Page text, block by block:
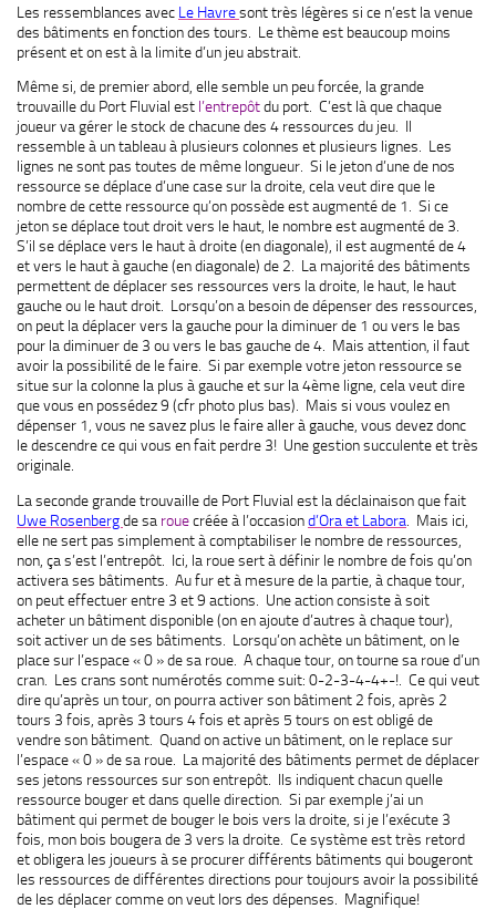
Les ressemblances avec Le Havresont très légères si ce n’est la venue
des bâtiments en fonction des tours. Le thème est beaucoup moins
présent et on est à la limite d’un jeu abstrait.
Même si, de premier abord, elle semble un peu forcée, la grande
trouvaille du Port Fluvial est l’entrepôtdu port. C’est là que chaque
joueur va gérer le stock de chacune des 4 ressources du jeu. Il
ressemble à un tableau à plusieurs colonnes et plusieurs lignes. Les
lignes ne sont pas toutes de même longueur. Si le jeton d’une de nos
ressource se déplace d’une case sur la droite, cela veut dire que le
nombre de cette ressource qu’on possède est augmenté de 1. Si ce
jeton se déplace tout droit vers le haut, le nombre est augmenté de 3.
S’il se déplace vers le haut à droite (en diagonale), il est augmenté de 4
et vers le haut à gauche (en diagonale) de 2. La majorité des bâtiments
permettent de déplacer ses ressources vers la droite, le haut, le haut
gauche ou le haut droit. Lorsqu’on a besoin de dépenser des ressources,
on peut la déplacer vers la gauche pour la diminuer de 1 ou vers le bas
pour la diminuer de 3 ou vers le bas gauche de 4. Mais attention, il faut
avoir la possibilité de le faire. Si par exemple votre jeton ressource se
situe sur la colonne la plus à gauche et sur la 4ème ligne, cela veut dire
que vous en possédez 9 (cfr photo plus bas). Mais si vous voulez en
dépenser 1, vous ne savez plus le faire aller à gauche, vous devez donc
le descendre ce qui vous en fait perdre 3! Une gestion succulente et très
originale.
La seconde grande trouvaille de Port Fluvial est la déclainaison que fait
Uwe Rosenbergde sa rouecréée à l’occasiond’Ora et Labora . Mais ici,
elle ne sert pas simplement à comptabiliser le nombre de ressources,
non, ça s’est l’entrepôt. Ici, la roue sert à définir le nombre de fois qu’on
activera ses bâtiments. Au fur et à mesure de la partie, à chaque tour,
on peut effectuer entre 3 et 9 actions. Une action consiste à soit
acheter un bâtiment disponible (on en ajoute d’autres à chaque tour),
soit activer un de ses bâtiments. Lorsqu’on achète un bâtiment, on le
place sur l’espace « 0 » de sa roue. A chaque tour, on tourne sa roue d’un
cran. Les crans sont numérotés comme suit: 0-2-3-4-4+-!. Ce qui veut
dire qu’après un tour, on pourra activer son bâtiment 2 fois, après 2
tours 3 fois, après 3 tours 4 fois et après 5 tours on est obligé de
vendre son bâtiment. Quand on active un bâtiment, on le replace sur
l’espace « 0 » de sa roue. La majorité des bâtiments permet de déplacer
ses jetons ressources sur son entrepôt. Ils indiquent chacun quelle
ressource bouger et dans quelle direction. Si par exemple j’ai un
bâtiment qui permet de bouger le bois vers la droite, si je l’exécute 3
fois, mon bois bougera de 3 vers la droite. Ce système est très retord
et obligera les joueurs à se procurer différents bâtiments qui bougeront
les ressources de différentes directions pour toujours avoir la possibilité
de les déplacer comme on veut lors des dépenses. Magnifique!